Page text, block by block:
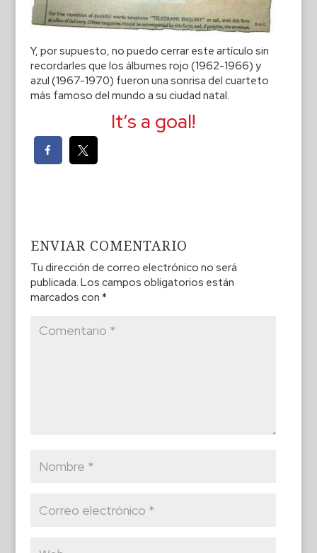
Y, por supuesto, no puedo cerrar este artículo sin
recordarles que los álbumes rojo (1962-1966) y
azul (1967-1970) fueron una sonrisa del cuarteto
más famoso del mundo a su ciudad natal.
It’s a goal!
ENVIAR COMENTARIO
Tu dirección de correo electrónico no será
publicada. Los campos obligatorios están
marcados con *